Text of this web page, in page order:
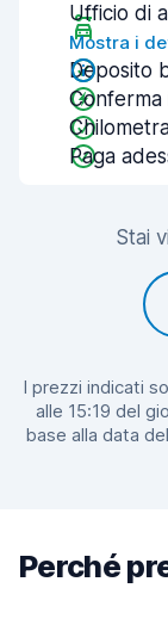
Ufficio di
Mostra i
Deposito
Conferma
Paga
Stai
I prezzi indicati
alle 15:19 del
base alla data
Perché